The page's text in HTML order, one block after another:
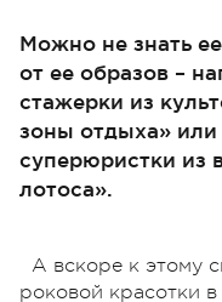
Можно не знать
от ее образов –
стажерки из
зоны отдыха»
суперюристки из
лотоса».
А вскоре к этому
роковой красотки